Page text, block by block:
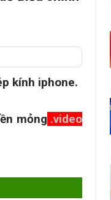
kính iphone.
mỏng .video
hình Khô chậm dễ điều